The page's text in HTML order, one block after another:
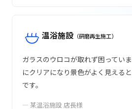
温浴施設（研磨再生施工）
ガラスのウロコが取れず困ってい
にクリアになり景色がよく見える
です。
— 某温浴施設 店長様